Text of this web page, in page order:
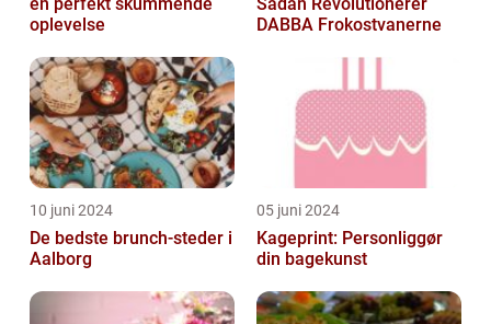
oplevelse
DABBA Frokostvanerne
10 juni 2024
De bedste brunch-steder i
Aalborg
05 juni 2024
Kageprint: Personliggør
din bagekunst